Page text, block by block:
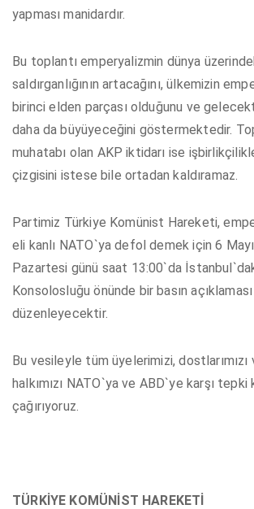
yapması manidardır.
Bu toplantı emperyalizmin dünya
saldırganlığının artacağını, ülkemizin
birinci elden parçası olduğunu ve
daha da büyüyeceğini göstermektedir.
muhatabı olan AKP iktidarı ise
çizgisini istese bile ortadan kaldıramaz.
Partimiz Türkiye Komünist Hareketi,
eli kanlı NATO`ya defol demek için 6
Pazartesi günü saat 13:00`da
Konsolosluğu önünde bir basın açıklaması
düzenleyecektir.
Bu vesileyle tüm üyelerimizi,
halkımızı NATO`ya ve ABD`ye karşı tepki
çağırıyoruz.
TÜRKİYE KOMÜNİST HAREKETİ